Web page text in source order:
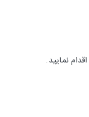
نمایید.